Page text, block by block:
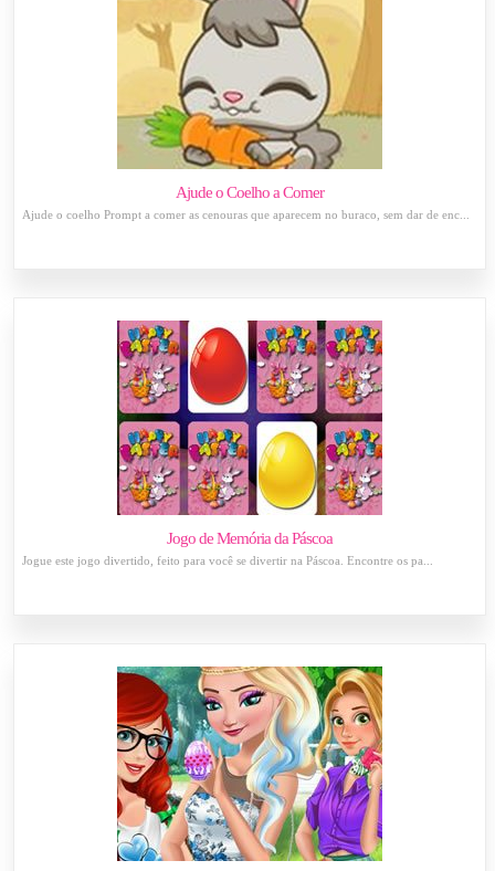
Ajude o Coelho a Comer
Ajude o coelho Prompt a comer as cenouras que aparecem no buraco, sem dar de enc...
Jogo de Memória da Páscoa
Jogue este jogo divertido, feito para você se divertir na Páscoa. Encontre os pa...